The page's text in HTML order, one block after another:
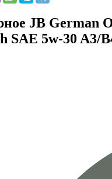
JB German
SAE 5w-30 A3/